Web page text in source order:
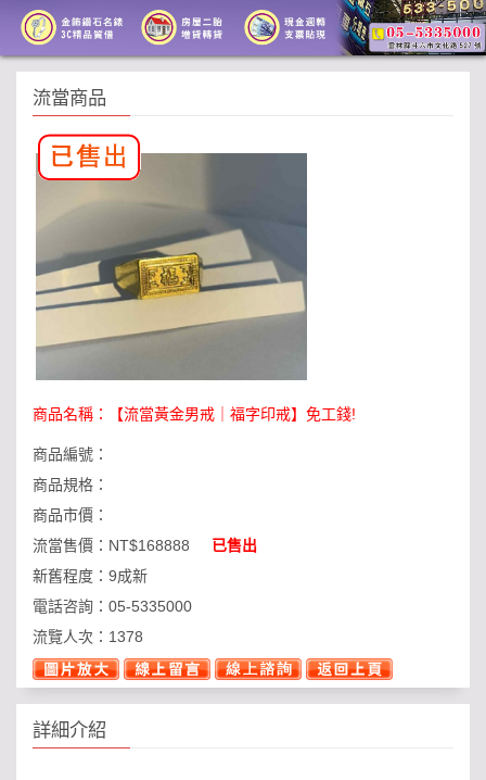
流當商品
商品名稱： 【流當黃金男戒｜福字印戒】免工錢!
商品編號：
商品規格：
商品市價：
流當售價： NT$168888
已售出
新舊程度： 9成新
電話咨詢： 05-5335000
流覽人次： 1378
詳細介紹